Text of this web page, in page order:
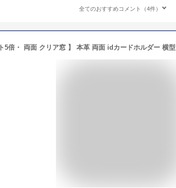
全てのおすすめコメント（4件）